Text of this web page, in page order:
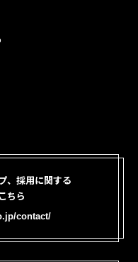
、採用に関する
ちら
contact/